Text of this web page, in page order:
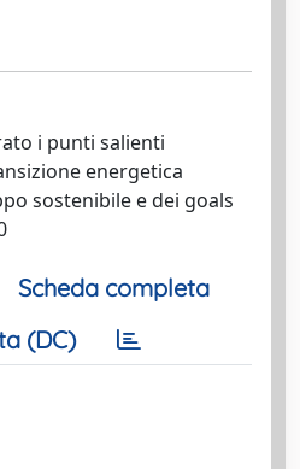
i punti salienti
energetica
sostenibile e dei goals
Scheda completa
(DC)